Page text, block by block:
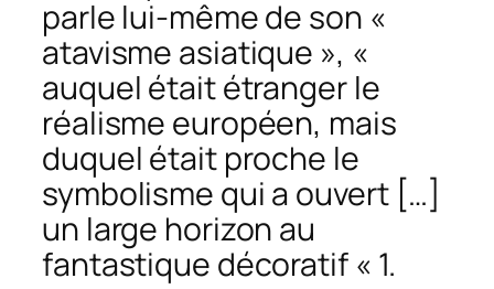
parle lui-même de son «
atavisme asiatique », «
auquel était étranger le
réalisme européen, mais
duquel était proche le
symbolisme qui a ouvert […]
un large horizon au
fantastique décoratif « 1.